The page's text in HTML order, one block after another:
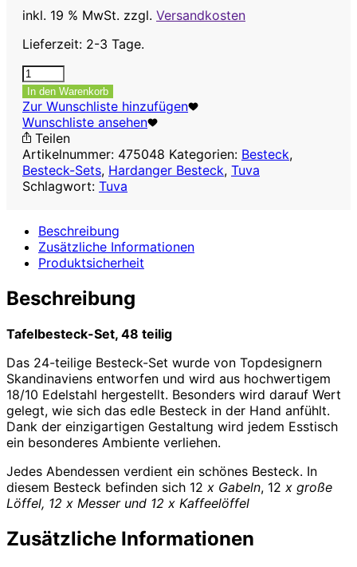
inkl. 19 % MwSt. zzgl. Versandkosten
Lieferzeit: 2-3 Tage.
Tafelbesteck-
Set
Tuva
,
48
teilig
Menge
In den Warenkorb
Zur Wunschliste hinzufügen
Wunschliste ansehen
Teilen
Artikelnummer: 475048 Kategorien: Besteck,
Besteck-Sets, Hardanger Besteck, Tuva
Schlagwort: Tuva
Beschreibung
Zusätzliche Informationen
Produktsicherheit
Beschreibung
Tafelbesteck-Set, 48 teilig
Das 24-teilige Besteck-Set wurde von Topdesignern
Skandinaviens entworfen und wird aus hochwertigem
18/10 Edelstahl hergestellt. Besonders wird darauf Wert
gelegt, wie sich das edle Besteck in der Hand anfühlt.
Dank der einzigartigen Gestaltung wird jedem Esstisch
ein besonderes Ambiente verliehen.
Jedes Abendessen verdient ein schönes Besteck. In
diesem Besteck befinden sich 12 x Gabeln, 12 x große
Löffel, 12 x Messer und 12 x Kaffeelöffel
Zusätzliche Informationen